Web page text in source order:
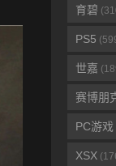
育碧
PS5
世嘉
赛博朋
PC游戏
XSX